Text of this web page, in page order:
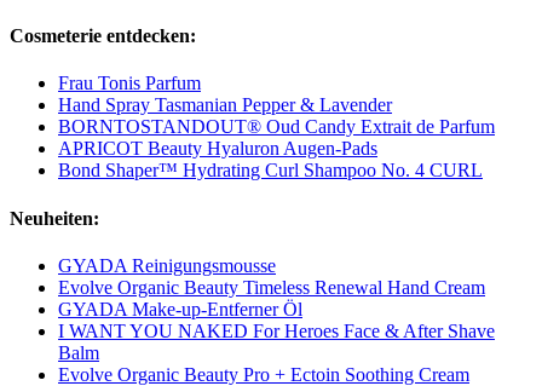
Cosmeterie entdecken:
Frau Tonis Parfum
Hand Spray Tasmanian Pepper & Lavender
BORNTOSTANDOUT® Oud Candy Extrait de Parfum
APRICOT Beauty Hyaluron Augen‑Pads
Bond Shaper™ Hydrating Curl Shampoo No. 4 CURL
Neuheiten:
GYADA Reinigungsmousse
Evolve Organic Beauty Timeless Renewal Hand Cream
GYADA Make-up-Entferner Öl
I WANT YOU NAKED For Heroes Face & After Shave
Balm
Evolve Organic Beauty Pro + Ectoin Soothing Cream